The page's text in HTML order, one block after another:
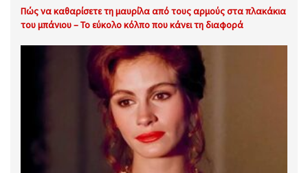
Πώς να καθαρίσετε τη μαυρίλα από τους αρμούς στα πλακάκια
του μπάνιου – Το εύκολο κόλπο που κάνει τη διαφορά